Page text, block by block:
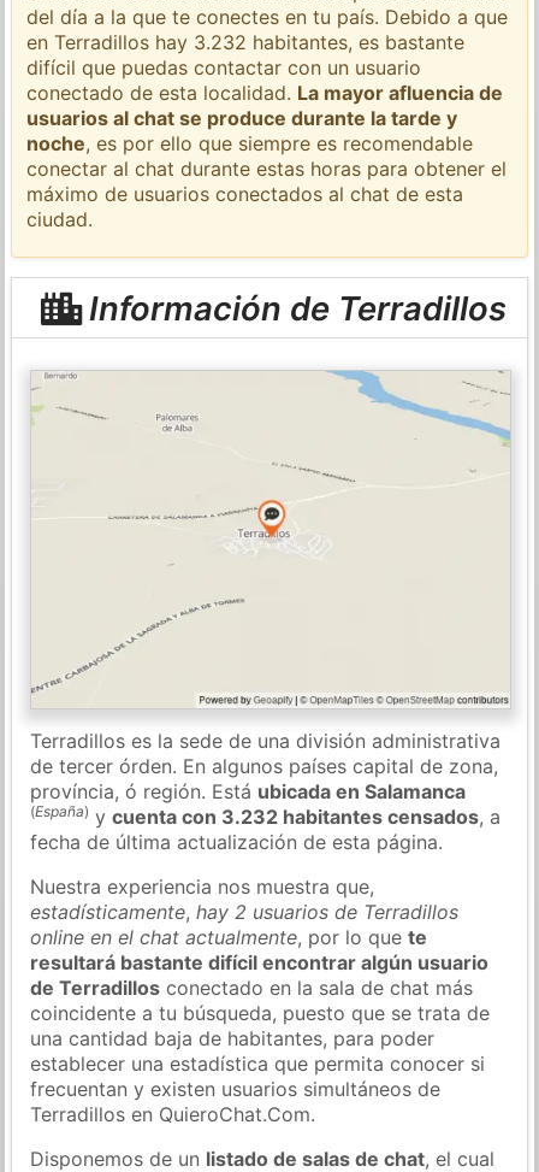
del día a la que te conectes en tu país. Debido a que
en Terradillos hay 3.232 habitantes, es bastante
difícil que puedas contactar con un usuario
conectado de esta localidad. La mayor afluencia de
usuarios al chat se produce durante la tarde y
noche, es por ello que siempre es recomendable
conectar al chat durante estas horas para obtener el
máximo de usuarios conectados al chat de esta
ciudad.
Información de Terradillos
Terradillos es la sede de una división administrativa
de tercer órden. En algunos países capital de zona,
província, ó región. Está ubicada en Salamanca
(España) ycuenta con 3.232 habitantes censados, a
fecha de última actualización de esta página.
Nuestra experiencia nos muestra que,
estadísticamente,hay 2 usuarios de Terradillos
online en el chat actualmente, por lo quete
resultará bastante difícil encontrar algún usuario
de Terradillos conectado en la sala de chat más
coincidente a tu búsqueda, puesto que se trata de
una cantidad baja de habitantes, para poder
establecer una estadística que permita conocer si
frecuentan y existen usuarios simultáneos de
Terradillos en QuieroChat.Com.
Disponemos de un listado de salas de chat, el cual